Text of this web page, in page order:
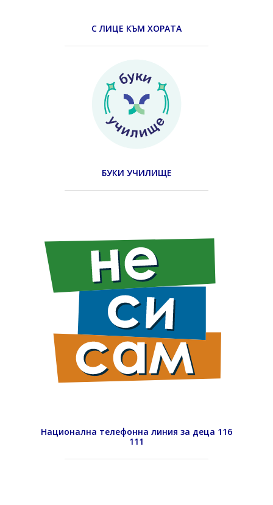
С ЛИЦЕ КЪМ ХОРАТА
БУКИ УЧИЛИЩЕ
Национална телефонна линия за деца 116
111